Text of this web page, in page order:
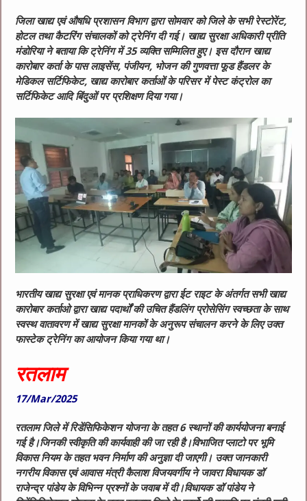
जिला खाद्य एवं औषधि प्रशासन विभाग द्वारा सोमवार को जिले के सभी रेस्टोरेंट,
होटल तथा कैटरिंग संचालकों को ट्रेनिंग दी गई। खाद्य सुरक्षा अधिकारी प्रीति
मंडोरिया ने बताया कि ट्रेनिंग में 35 व्यक्ति सम्मिलित हुए। इस दौरान खाद्य
कारोबार कर्ता के पास लाइसेंस, पंजीयन, भोजन की गुणवत्ता फूड हैंडलर के
मेडिकल सर्टिफिकेट, खाद्य कारोबार कर्ताओं के परिसर में पेस्ट कंट्रोल का
सर्टिफिकेट आदि बिंदुओं पर प्रशिक्षण दिया गया।
भारतीय खाद्य सुरक्षा एवं मानक प्राधिकरण द्वारा ईट राइट के अंतर्गत सभी खाद्य
कारोबार कर्ताओ द्वारा खाद्य पदार्थों की उचित हैंडलिंग प्रोसेसिंग स्वच्छता के साथ
स्वस्थ वातावरण में खाद्य सुरक्षा मानकों के अनुरूप संचालन करने के लिए उक्त
फास्टेक ट्रेनिंग का आयोजन किया गया था।
रतलाम
17/Mar/2025
रतलाम जिले में रिडेंसिफिकेशन योजना के तहत 6 स्थानों की कार्ययोजना बनाई
गई है।जिनकी स्वीकृति की कार्यवाही की जा रही है।विभाजित प्लाटो पर भूमि
विकास नियम के तहत भवन निर्माण की अनुज्ञा दी जाएगी। उक्त जानकारी
नगरीय विकास एवं आवास मंत्री कैलाश विजयवर्गीय ने जावरा विधायक डॉ
राजेन्द्र पांडेय के विभिन्न प्रश्नों के जवाब में दी।विधायक डॉ पांडेय ने